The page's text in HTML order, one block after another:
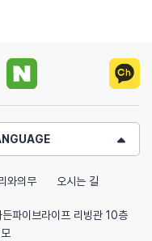
와의무 오시는 길
파이브라이프 리빙관 10층